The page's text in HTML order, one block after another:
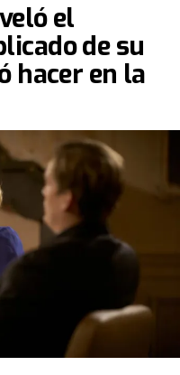
el
de su
hacer en la